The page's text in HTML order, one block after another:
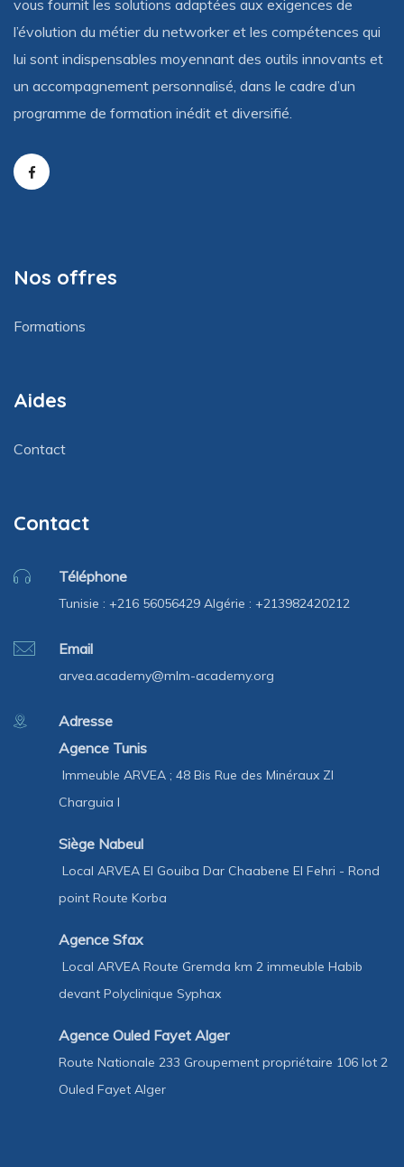
vous fournit les solutions adaptées aux exigences de
l’évolution du métier du networker et les compétences qui
lui sont indispensables moyennant des outils innovants et
un accompagnement personnalisé, dans le cadre d’un
programme de formation inédit et diversifié.
Nos offres
Formations
Aides
Contact
Contact
Téléphone
Tunisie : +216 56056429 Algérie : +213982420212
Email
arvea.academy@mlm-academy.org
Adresse
Agence Tunis
Immeuble ARVEA ; 48 Bis Rue des Minéraux ZI
Charguia I
Siège Nabeul
Local ARVEA El Gouiba Dar Chaabene El Fehri - Rond
point Route Korba
Agence Sfax
Local ARVEA Route Gremda km 2 immeuble Habib
devant Polyclinique Syphax
Agence Ouled Fayet Alger
Route Nationale 233 Groupement propriétaire 106 lot 2
Ouled Fayet Alger